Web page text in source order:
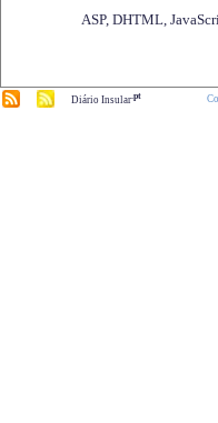
ASP, DHTML,
Diário Insular.pt